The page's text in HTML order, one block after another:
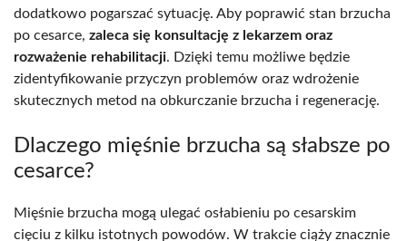
dodatkowo pogarszać sytuację. Aby poprawić stan brzucha
po cesarce, zaleca się konsultację z lekarzem oraz
rozważenie rehabilitacji. Dzięki temu możliwe będzie
zidentyfikowanie przyczyn problemów oraz wdrożenie
skutecznych metod na obkurczanie brzucha i regenerację.
Dlaczego mięśnie brzucha są słabsze po
cesarce?
Mięśnie brzucha mogą ulegać osłabieniu po cesarskim
cięciu z kilku istotnych powodów. W trakcie ciąży znacznie